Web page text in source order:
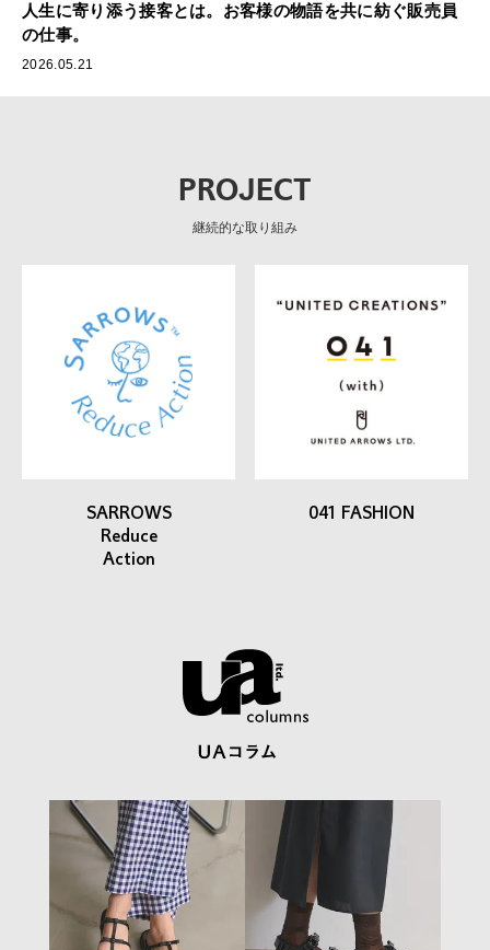
人生に寄り添う接客とは。お客様の物語を共に紡ぐ販売員
の仕事。
2026.05.21
PROJECT
継続的な取り組み
SARROWS
Reduce
Action
041 FASHION